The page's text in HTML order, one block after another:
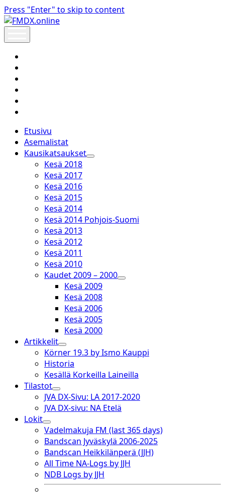
Press "Enter" to skip to content
FMDX.online
menu
Etusivu
Asemalistat
Kausikatsaukset
open
Kesä 2018
Kesä 2017
Kesä 2016
Kesä 2015
Kesä 2014
Kesä 2014 Pohjois-Suomi
Kesä 2013
Kesä 2012
Kesä 2011
Kesä 2010
Kaudet 2009 – 2000
open
Kesä 2009
Kesä 2008
Kesä 2006
Kesä 2005
Kesä 2000
Artikkelit
open
dropdown
menu
Körner 19.3 by Ismo Kauppi
Historia
Kesällä Korkeilla Laineilla
Tilastot
open
dropdown
menu
JVA DX-Sivu: LA 2017-2020
JVA DX-sivu: NA Etelä
Lokit
open
dropdown
menu
Vadelmakuja FM (last 365 days)
Bandscan Jyväskylä 2006-2025
Bandscan Heikkilänperä (JJH)
All Time NA-Logs by JJH
NDB Logs by JJH